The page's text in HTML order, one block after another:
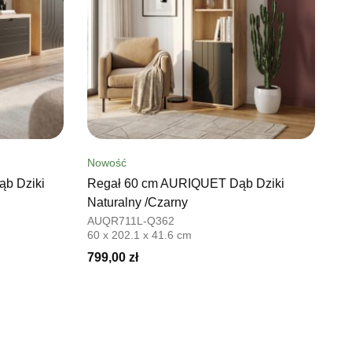
Dziki
Nowość
Regał 60 cm AURIQUET Dąb Dziki
Naturalny /Czarny
AUQR711L-Q362
60 x 202.1 x 41.6 cm
799,00 zł